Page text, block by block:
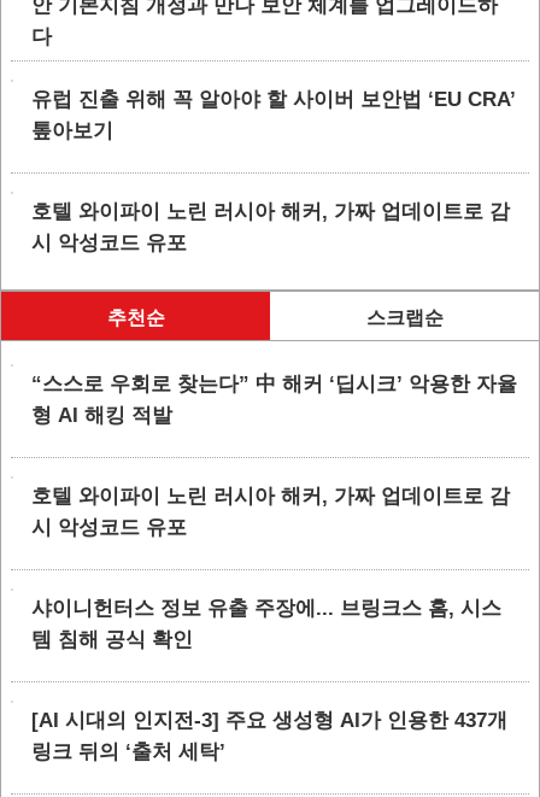
안 기본지침 개정과 만나 보안 체계를 업그레이드하
다
유럽 진출 위해 꼭 알아야 할 사이버 보안법 ‘EU CRA’
톺아보기
호텔 와이파이 노린 러시아 해커, 가짜 업데이트로 감
시 악성코드 유포
추천순 스크랩순
“스스로 우회로 찾는다” 中 해커 ‘딥시크’ 악용한 자율
형 AI 해킹 적발
호텔 와이파이 노린 러시아 해커, 가짜 업데이트로 감
시 악성코드 유포
샤이니헌터스 정보 유출 주장에... 브링크스 홈, 시스
템 침해 공식 확인
[AI 시대의 인지전-3] 주요 생성형 AI가 인용한 437개
링크 뒤의 ‘출처 세탁’